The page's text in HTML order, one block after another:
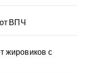
ВПЧ
жировиков с